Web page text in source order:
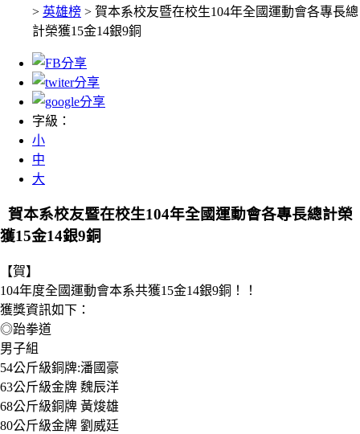
> 英雄榜 > 賀本系校友暨在校生104年全國運動會各專長總
計榮獲15金14銀9銅
字級：
小
中
大
賀本系校友暨在校生104年全國運動會各專長總計榮
獲15金14銀9銅
【賀】
104年度全國運動會本系共獲15金14銀9銅！！
獲獎資訊如下：
◎跆拳道
男子組
54公斤級銅牌:潘國豪
63公斤級金牌 魏辰洋
68公斤級銅牌 黃焌雄
80公斤級金牌 劉威廷